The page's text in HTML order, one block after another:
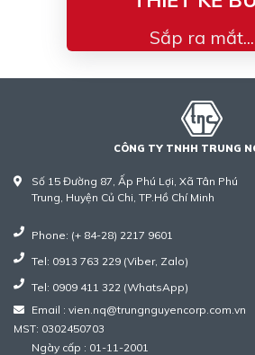
Sắp ra mắt...
CÔNG TY TNHH TRUNG
Số 15 Đường 87, Ấp Phú Lợi, Xã Tân Phú
Trung, Huyện Củ Chi, TP.Hồ Chí Minh
Phone: (+ 84-28) 2217 9601
Tel: 0913 763 229 (Viber, Zalo)
Tel: 0909 411 322 (WhatsApp)
Email : vien.nq@trungnguyencorp.com.vn
MST: 0302450703
Ngày cấp : 01-11-2001